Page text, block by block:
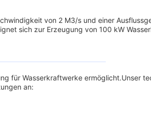
von 2 M3/s und einer
sich zur Erzeugung von 100 kW
für Wasserkraftwerke ermöglicht.Unser
an: